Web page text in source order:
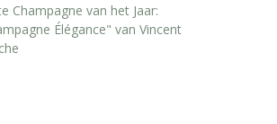
Champagne van het Jaar:
Élégance" van Vincent